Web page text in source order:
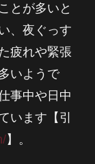
とが多いと
、夜ぐっす
疲れや緊張
いようで
事中や日中
います【引
】。